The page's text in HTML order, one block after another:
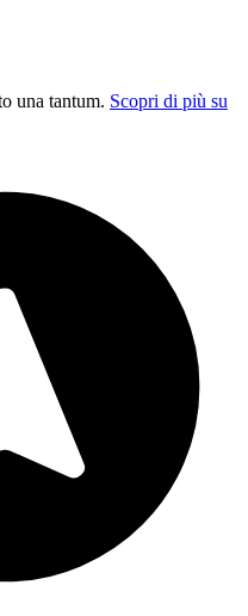
una tantum. Scopri di più su